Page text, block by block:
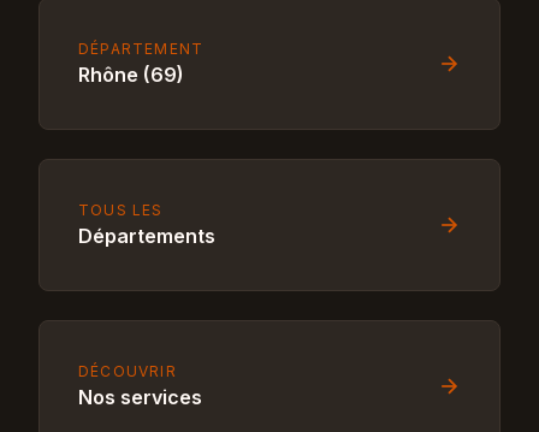
DÉPARTEMENT
Rhône (69)
TOUS LES
Départements
DÉCOUVRIR
Nos services